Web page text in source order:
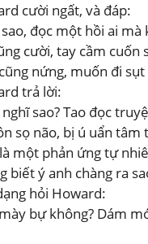
cười ngất, và đáp:
đọc một hồi ai
cười, tay cầm cuốn
nứng, muốn đi
trả lời:
sao? Tao đọc
sọ não, bị ú uẩn
một phản ứng tự
biết ý anh chàng ra
hỏi Howard:
bự không? Dám